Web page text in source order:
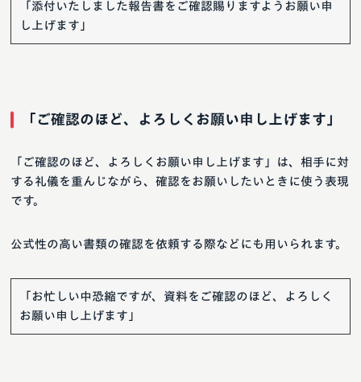
「添付いたしました報告書をご確認賜りますようお願い申
し上げます」
「ご確認のほど、よろしくお願い申し上げます」
「ご確認のほど、よろしくお願い申し上げます」は、相手に対
する礼儀を重んじながら、確認をお願いしたいときに使う表現
です。
公式性の高い書類の確認を依頼する際などにも用いられます。
「お忙しい中恐縮ですが、資料をご確認のほど、よろしく
お願い申し上げます」